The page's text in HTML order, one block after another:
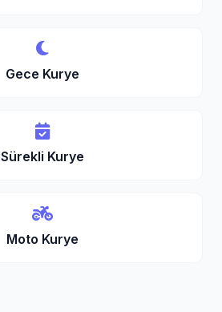
Gece Kurye
Sürekli Kurye
Moto Kurye